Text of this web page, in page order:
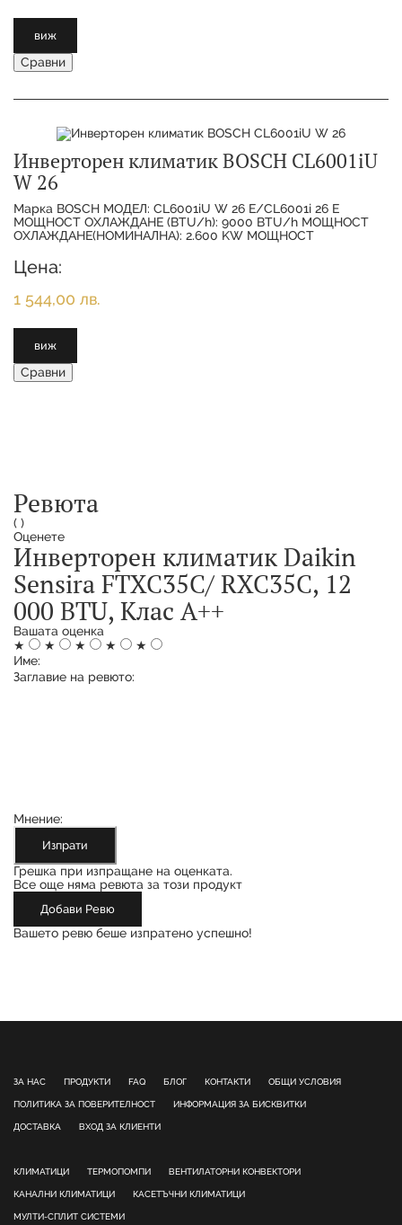
виж
Сравни
Инверторен климатик BOSCH CL6001iU
W 26
Марка BOSCH МОДЕЛ: CL6001iU W 26 E/CL6001i 26 E
МОЩНОСТ ОХЛАЖДАНЕ (BTU/h): 9000 BTU/h МОЩНОСТ
ОХЛАЖДАНЕ(НОМИНАЛНА): 2.600 KW МОЩНОСТ
Цена:
1 544,00 лв.
виж
Сравни
Ревюта
( )
Оценете
Инверторен климатик Daikin
Sensira FTXC35C/ RXC35C, 12
000 BTU, Клас A++
Вашата оценка
★
★ ★ ★
★
Име:
Заглавие на ревюто:
Мнение:
Изпрати
Грешка при изпращане на оценката.
Все още няма ревюта за този продукт
Добави Ревю
Вашето ревю беше изпратено успешно!
ЗА НАС ПРОДУКТИ FAQ БЛОГ КОНТАКТИ ОБЩИ УСЛОВИЯ
ПОЛИТИКА ЗА ПОВЕРИТЕЛНОСТ ИНФОРМАЦИЯ ЗА БИСКВИТКИ
ДОСТАВКА ВХОД ЗА КЛИЕНТИ
КЛИМАТИЦИ ТЕРМОПОМПИ ВЕНТИЛАТОРНИ КОНВЕКТОРИ
КАНАЛНИ КЛИМАТИЦИ КАСЕТЪЧНИ КЛИМАТИЦИ
МУЛТИ-СПЛИТ СИСТЕМИ